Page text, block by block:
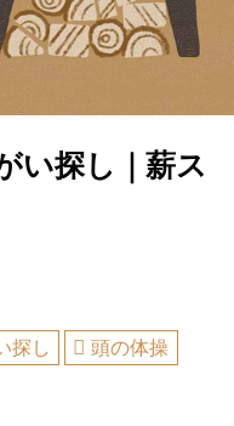
い探し｜薪ス
探し 頭の体操